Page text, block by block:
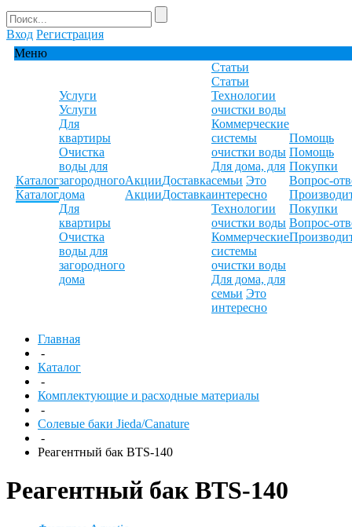
Вход Регистрация
Меню
Каталог
Каталог
Услуги
Услуги
Для
квартиры
Очистка
воды для
загородного
дома
Для
квартиры
Очистка
воды для
загородного
дома
Акции
Акции
Доставка
Доставка
Статьи
Статьи
Технологии
очистки воды
Коммерческие
системы
очистки воды
Для дома, для
семьи Это
интересно
Технологии
очистки воды
Коммерческие
системы
очистки воды
Для дома, для
семьи Это
интересно
Помощь
Помощь
Покупки
Вопрос-
Покупки
Вопрос-
Главная
-
Каталог
-
Комплектующие и расходные материалы
-
Солевые баки Jieda/Canature
-
Реагентный бак BTS-140
Реагентный бак BTS-140